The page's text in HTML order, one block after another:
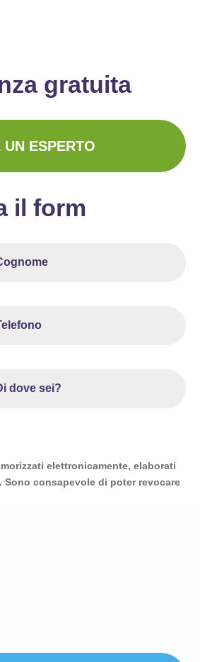
gratuita
ESPERTO
il form
elettronicamente, elaborati
consapevole di poter revocare